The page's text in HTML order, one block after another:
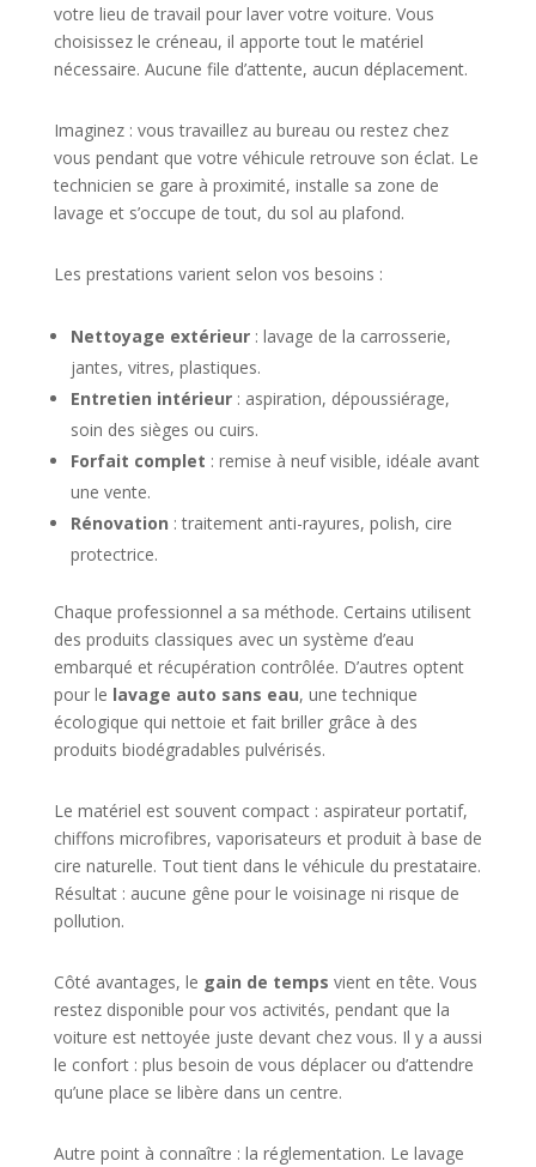
votre lieu de travail pour laver votre voiture. Vous
choisissez le créneau, il apporte tout le matériel
nécessaire. Aucune file d’attente, aucun déplacement.
Imaginez : vous travaillez au bureau ou restez chez
vous pendant que votre véhicule retrouve son éclat. Le
technicien se gare à proximité, installe sa zone de
lavage et s’occupe de tout, du sol au plafond.
Les prestations varient selon vos besoins :
Nettoyage extérieur: lavage de la carrosserie,
jantes, vitres, plastiques.
Entretien intérieur: aspiration, dépoussiérage,
soin des sièges ou cuirs.
Forfait complet : remise à neuf visible, idéale avant
une vente.
Rénovation : traitement anti-rayures, polish, cire
protectrice.
Chaque professionnel a sa méthode. Certains utilisent
des produits classiques avec un système d’eau
embarqué et récupération contrôlée. D’autres optent
pour le lavage auto sans eau, une technique
écologique qui nettoie et fait briller grâce à des
produits biodégradables pulvérisés.
Le matériel est souvent compact : aspirateur portatif,
chiffons microfibres, vaporisateurs et produit à base de
cire naturelle. Tout tient dans le véhicule du prestataire.
Résultat : aucune gêne pour le voisinage ni risque de
pollution.
Côté avantages, le gain de temps vient en tête. Vous
restez disponible pour vos activités, pendant que la
voiture est nettoyée juste devant chez vous. Il y a aussi
le confort : plus besoin de vous déplacer ou d’attendre
qu’une place se libère dans un centre.
Autre point à connaître : la réglementation. Le lavage